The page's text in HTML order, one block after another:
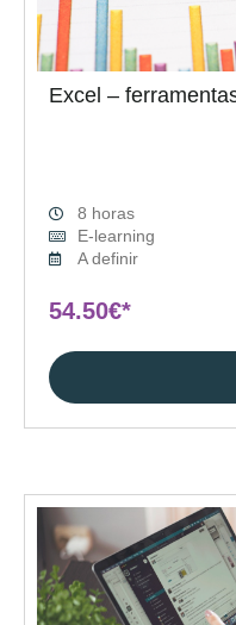
Excel –
8 horas
E-learning
A definir
54.50€*